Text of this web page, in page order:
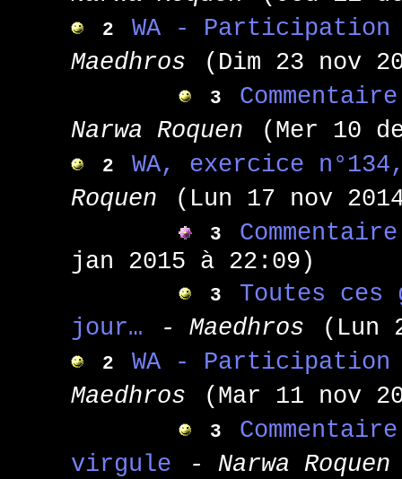
2
WA -
Maedhros
(Dim 23 nov
3
Narwa Roquen
(Mer 10
2
WA, exercice
Roquen
(Lun 17 nov
3
jan 2015 à 22:09)
3
Toutes ces
jour…
- Maedhros (Lun
2
WA -
Maedhros
(Mar 11 nov
3
virgule
- Narwa Roquen